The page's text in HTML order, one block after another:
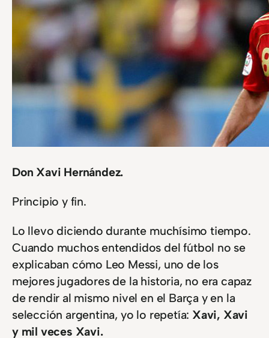
Don Xavi Hernández.
Principio y fin.
Lo llevo diciendo durante muchísimo tiempo.
Cuando muchos entendidos del fútbol no se
explicaban cómo Leo Messi, uno de los
mejores jugadores de la historia, no era capaz
de rendir al mismo nivel en el Barça y en la
selección argentina, yo lo repetía: Xavi, Xavi
y mil veces Xavi.